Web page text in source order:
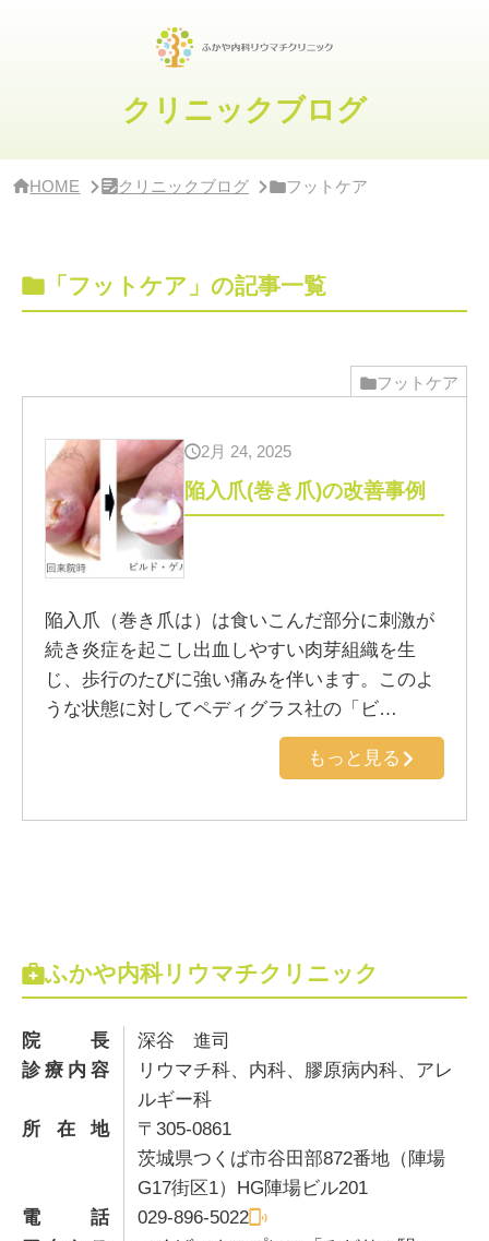
クリニックブログ
HOME クリニックブログ フットケア
「フットケア」の記事一覧
フットケア
2月 24, 2025
陥入爪(巻き爪)の改善事例
陥入爪（巻き爪は）は食いこんだ部分に刺激が
続き炎症を起こし出血しやすい肉芽組織を生
じ、歩行のたびに強い痛みを伴います。このよ
うな状態に対してペディグラス社の「ビ…
もっと見る
ふかや内科リウマチクリニック
院長
深谷 進司
診療内容
リウマチ科、内科、膠原病内科、アレ
ルギー科
所在地
〒305-0861
茨城県つくば市谷田部872番地（陣場
G17街区1）HG陣場ビル201
電話
029-896-5022